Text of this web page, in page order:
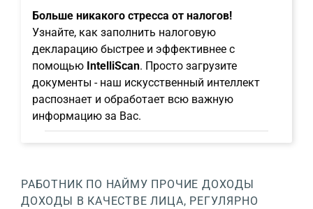
Больше никакого стресса от налогов!
Узнайте, как заполнить налоговую
декларацию быстрее и эффективнее с
помощью IntelliScan. Просто загрузите
документы - наш искусственный интеллект
распознает и обработает всю важную
информацию за Вас.
РАБОТНИК ПО НАЙМУ ПРОЧИЕ ДОХОДЫ
ДОХОДЫ В КАЧЕСТВЕ ЛИЦА, РЕГУЛЯРНО